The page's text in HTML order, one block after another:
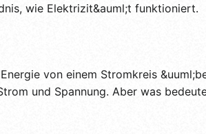
wie Elektrizit&auml;t funktioniert.
von einem Stromkreis
und Spannung. Aber was